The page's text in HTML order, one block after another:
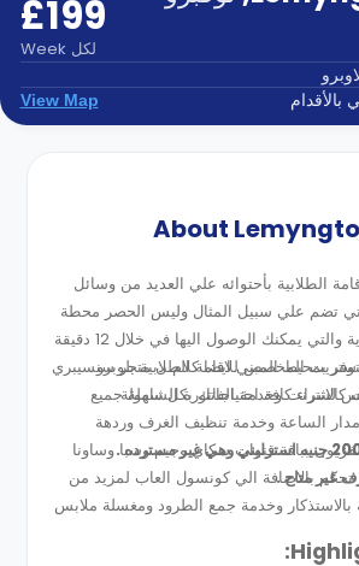
£199
لكل Week
View Map
About
الطلابية بأحتوائه علي العديد من وسائل
تضم علي سبيل المثال وليس الحصر محطة
لوبرو للسكك الحديدية والتي يمكنك الوصول اليها في خلال 12 دقيقة
بمحيط المبني ايضا كلام ن متجر سنسيبري
لشراء كافة احتياجاتك بكل سهولة .
المخصص للاقامة الطلابية بلوبرو
وخدمة الفاتورة الشاملة جميع
الساعة وخدمة تنظيف الغرف وردهة
بباقة قنوات سكاي وجيم وسبا وساونا
بالاضافة الي كونسول العاب لمزيد من
بالاستذكار وخدمة جمع الطرود ومغسلة ملابس
غير متاح .